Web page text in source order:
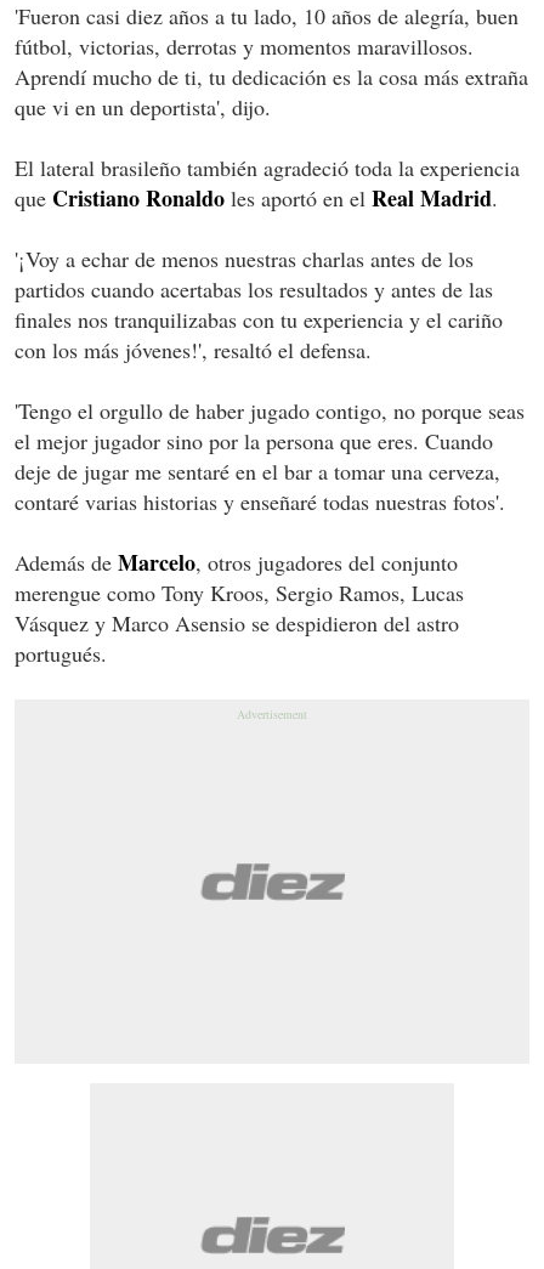
'Fueron casi diez años a tu lado, 10 años de alegría, buen
fútbol, victorias, derrotas y momentos maravillosos.
Aprendí mucho de ti, tu dedicación es la cosa más extraña
que vi en un deportista', dijo.
El lateral brasileño también agradeció toda la experiencia
que Cristiano Ronaldo les aportó en el Real Madrid.
'¡Voy a echar de menos nuestras charlas antes de los
partidos cuando acertabas los resultados y antes de las
finales nos tranquilizabas con tu experiencia y el cariño
con los más jóvenes!', resaltó el defensa.
'Tengo el orgullo de haber jugado contigo, no porque seas
el mejor jugador sino por la persona que eres. Cuando
deje de jugar me sentaré en el bar a tomar una cerveza,
contaré varias historias y enseñaré todas nuestras fotos'.
Además de Marcelo, otros jugadores del conjunto
merengue como Tony Kroos, Sergio Ramos, Lucas
Vásquez y Marco Asensio se despidieron del astro
portugués.